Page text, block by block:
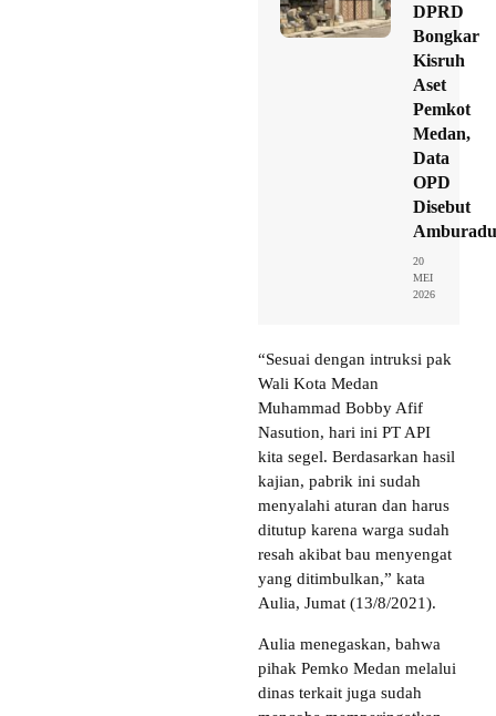
DPRD
Bongkar
Kisruh
Aset
Pemkot
Medan,
Data
OPD
Disebut
20
MEI
2026
“Sesuai dengan intruksi pak
Wali Kota Medan
Muhammad Bobby Afif
Nasution, hari ini PT API
kita segel. Berdasarkan hasil
kajian, pabrik ini sudah
menyalahi aturan dan harus
ditutup karena warga sudah
resah akibat bau menyengat
yang ditimbulkan,” kata
Aulia, Jumat (13/8/2021).
Aulia menegaskan, bahwa
pihak Pemko Medan melalui
dinas terkait juga sudah